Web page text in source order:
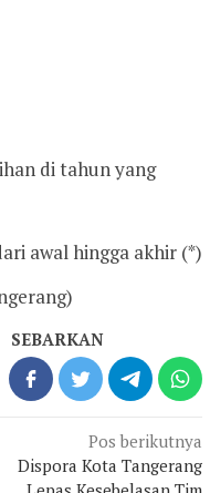
di tahun yang
awal hingga akhir (*)
SEBARKAN
Pos berikutnya
Dispora Kota Tangerang